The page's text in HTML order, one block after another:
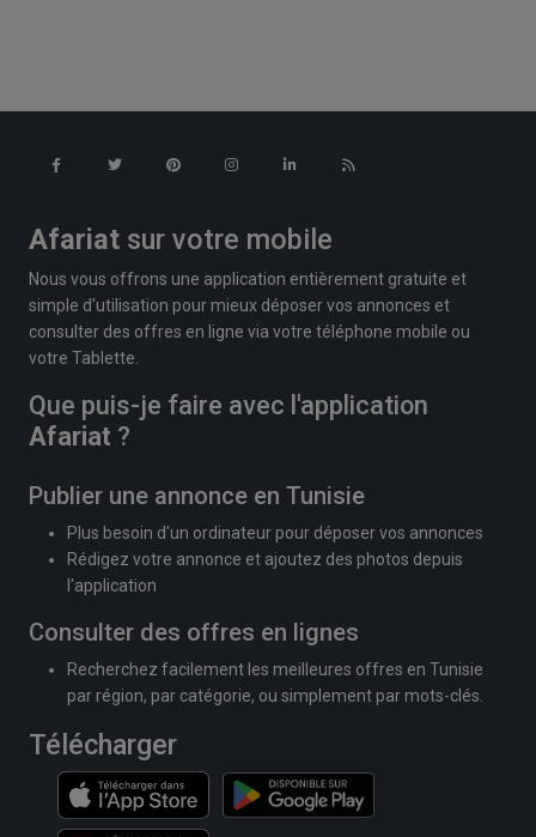
Afariat sur votre mobile
Nous vous offrons une application entièrement gratuite et
simple d'utilisation pour mieux déposer vos annonces et
consulter des offres en ligne via votre téléphone mobile ou
votre Tablette.
Que puis-je faire avec l'application
Afariat ?
Publier une annonce en Tunisie
Plus besoin d'un ordinateur pour déposer vos annonces
Rédigez votre annonce et ajoutez des photos depuis
l'application
Consulter des offres en lignes
Recherchez facilement les meilleures offres en Tunisie
par région, par catégorie, ou simplement par mots-clés.
Télécharger